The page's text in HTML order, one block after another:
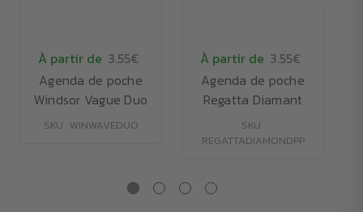
À partir de 3.55€
Agenda de poche
Windsor Vague Duo
SKU : WINWAVEDUO
À partir de 3.55€
Agenda de poche
Regatta Diamant
SKU :
REGATTADIAMONDPP